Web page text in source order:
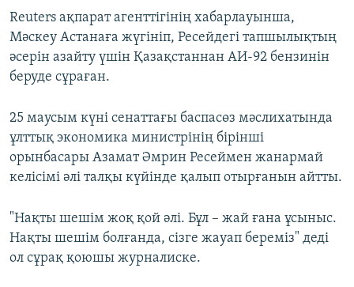
Reuters ақпарат агенттігінің хабарлауынша,
Мәскеу Астанаға жүгініп, Ресейдегі тапшылықтың
әсерін азайту үшін Қазақстаннан АИ-92 бензинін
беруде сұраған.
25 маусым күні сенаттағы баспасөз мәслихатында
ұлттық экономика министрінің бірінші
орынбасары Азамат Әмрин Ресеймен жанармай
келісімі әлі талқы күйінде қалып отырғанын айтты.
"Нақты шешім жоқ қой әлі. Бұл – жай ғана ұсыныс.
Нақты шешім болғанда, сізге жауап береміз" деді
ол сұрақ қоюшы журналиске.